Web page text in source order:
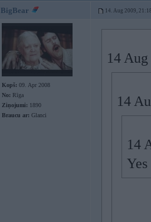
BigBear 14. Aug 2009,
Kopš: 09. Apr 2008
No: Rīga
Ziņojumi: 1890
Braucu ar: Glanci
14
14
14
Yes